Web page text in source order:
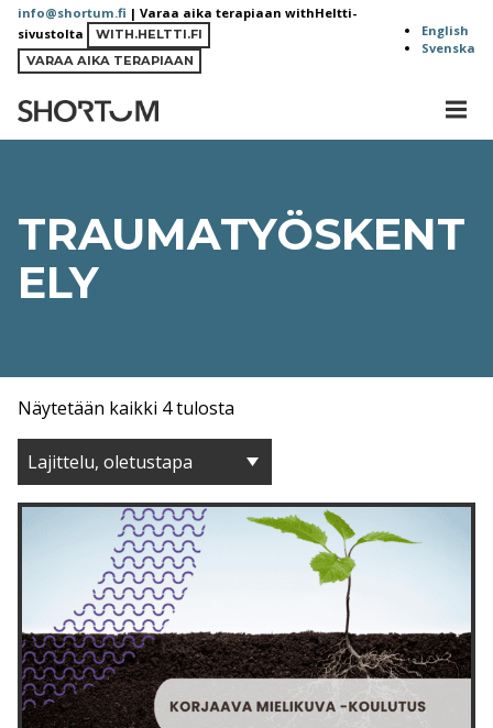
Siirry
sisältöön
info@shortum.fi | Varaa aika terapiaan withHeltti-
sivustolta
WITH.HELTTI.FI
VARAA AIKA TERAPIAAN
English
Svenska
Shortum
TRAUMATYÖSKENT
ELY
Näytetään kaikki 4 tulosta